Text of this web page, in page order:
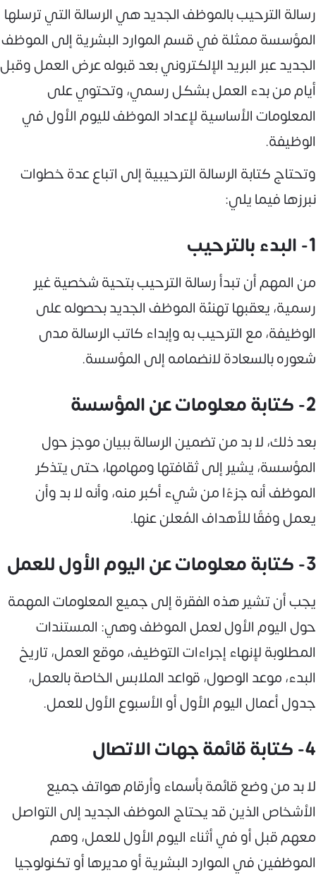
رسالة الترحيب بالموظف الجديد هي الرسالة التي ترسلها
المؤسسة ممثلة في قسم الموارد البشرية إلى الموظف
الجديد عبر البريد الإلكتروني بعد قبوله عرض العمل وقبل
أيام من بدء العمل بشكل رسمي، وتحتوي على
المعلومات الأساسية لإعداد الموظف لليوم الأول في
الوظيفة.
وتحتاج كتابة الرسالة الترحيبية إلى اتباع عدة خطوات
نبرزها فيما يلي:
1- البدء بالترحيب
من المهم أن تبدأ رسالة الترحيب بتحية شخصية غير
رسمية، يعقبها تهنئة الموظف الجديد بحصوله على
الوظيفة، مع الترحيب به وإبداء كاتب الرسالة مدى
شعوره بالسعادة لانضمامه إلى المؤسسة.
2- كتابة معلومات عن المؤسسة
بعد ذلك، لا بد من تضمين الرسالة ببيان موجز حول
المؤسسة، يشير إلى ثقافتها ومهامها، حتى يتذكر
الموظف أنه جزءًا من شيء أكبر منه، وأنه لا بد وأن
يعمل وفقًا للأهداف المُعلن عنها.
3- كتابة معلومات عن اليوم الأول للعمل
يجب أن تشير هذه الفقرة إلى جميع المعلومات المهمة
حول اليوم الأول لعمل الموظف وهي: المستندات
المطلوبة لإنهاء إجراءات التوظيف، موقع العمل، تاريخ
البدء، موعد الوصول، قواعد الملابس الخاصة بالعمل،
جدول أعمال اليوم الأول أو الأسبوع الأول للعمل.
4- كتابة قائمة جهات الاتصال
لا بد من وضع قائمة بأسماء وأرقام هواتف جميع
الأشخاص الذين قد يحتاج الموظف الجديد إلى التواصل
معهم قبل أو في أثناء اليوم الأول للعمل، وهم
الموظفين في الموارد البشرية أو مديرها أو تكنولوجيا